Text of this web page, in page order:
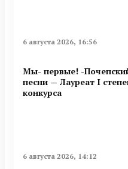
6 августа 2026, 16:56
Мы- первые! -
песни — Лауреат I
конкурса
6 августа 2026, 14:12